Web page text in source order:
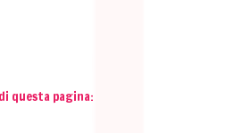
questa pagina: